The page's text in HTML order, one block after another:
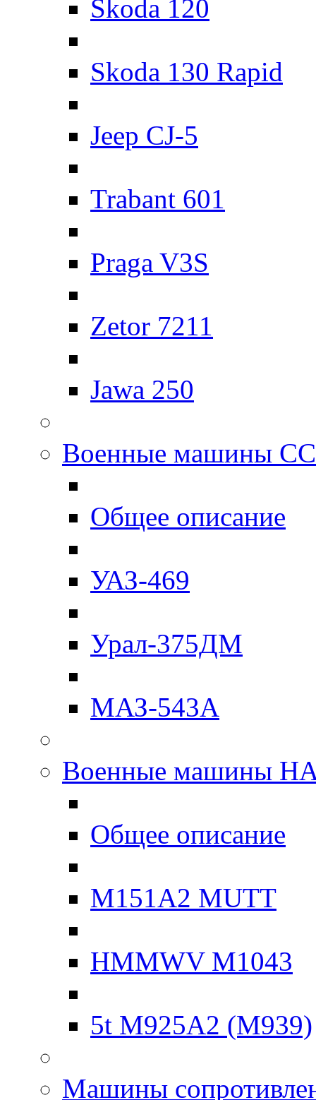
Skoda 120
Skoda 130 Rapid
Jeep CJ-5
Trabant 601
Praga V3S
Zetor 7211
Jawa 250
Военные машины
Общее описание
УАЗ-469
Урал-375ДМ
МАЗ-543А
Военные машины
Общее описание
M151A2 MUTT
HMMWV M1043
5t M925A2 (M939)
Машины